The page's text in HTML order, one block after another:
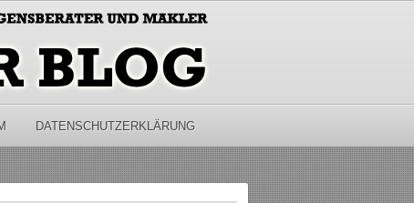
DATENSCHUTZERKLÄRUNG